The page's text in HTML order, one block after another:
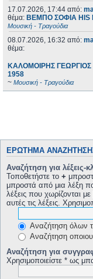
17.07.2026, 17:44 από:
θέμα: ΒΕΜΠΟ ΣΟΦΙΑ HIS
Μουσική - Τραγούδια
08.07.2026, 16:32 από:
θέμα:
ΚΑΛΟΜΟΙΡΗΣ
1958
~ Μουσική - Τραγούδια
ΕΡΏΤΗΜΑ
Αναζήτηση για λέξεις-
Τοποθετήστε το +
μπροστά από μια λέξη
λέξεις που χωρίζονται με
αυτές τις λέξεις.
Αναζήτηση όλων
Αναζήτηση
Αναζήτηση για
Χρησιμοποιείστε * ως